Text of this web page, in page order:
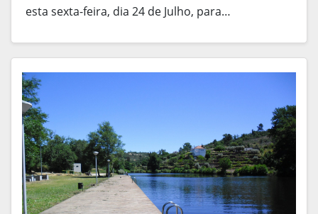
esta sexta-feira, dia 24 de Julho, para…